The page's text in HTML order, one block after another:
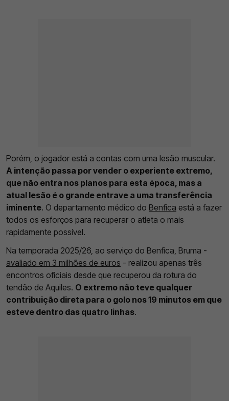
Porém, o jogador está a contas com uma lesão muscular.
A intenção passa por vender o experiente extremo,
que não entra nos planos para esta época, mas a
atual lesão é o grande entrave a uma transferência
iminente. O departamento médico do Benfica está a fazer
todos os esforços para recuperar o atleta o mais
rapidamente possível.
Na temporada 2025/26, ao serviço do Benfica, Bruma -
avaliado em 3 milhões de euros - realizou apenas três
encontros oficiais desde que recuperou da rotura do
tendão de Aquiles. O extremo não teve qualquer
contribuição direta para o golo nos 19 minutos em que
esteve dentro das quatro linhas.